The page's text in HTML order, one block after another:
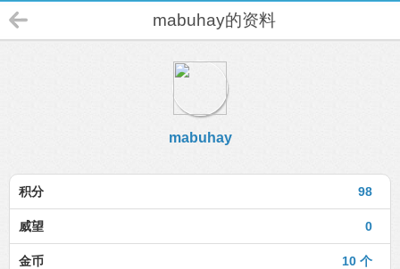
mabuhay的资料
mabuhay
98
积分
0
威望
10 个
金币